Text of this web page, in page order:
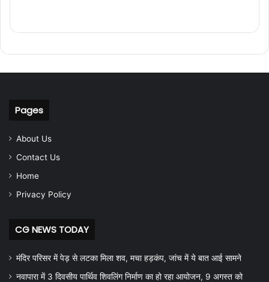
Pages
About Us
Contact Us
Home
Privacy Policy
CG NEWS TODAY
मंदिर परिसर में पेड़ से लटका मिला शव, मचा हड़कंप, जांच में ये बात आई सामने
नवापारा में 3 दिवसीय पार्थिव शिवलिंग निर्माण का हो रहा आयोजन, 9 अगस्त को